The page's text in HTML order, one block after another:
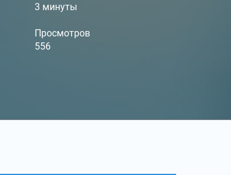
3 минуты
Просмотров
556